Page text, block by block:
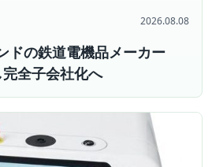
2026.08.08
ドの鉄道電機品メーカー
全子会社化へ